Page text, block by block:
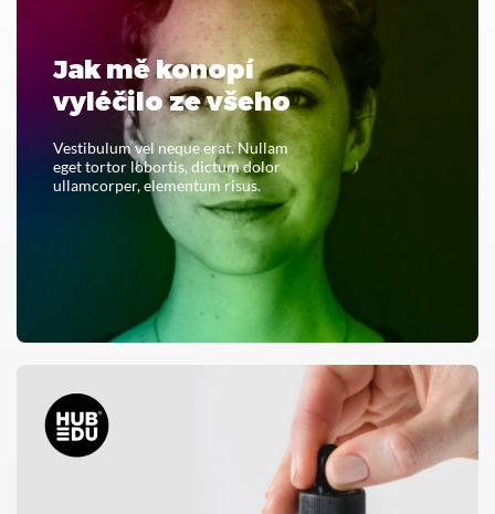
Jak mě konopí
vyléčilo ze všeho
Vestibulum vel neque erat. Nullam
eget tortor lobortis, dictum dolor
ullamcorper, elementum risus.
PŘEČTĚTE SI CELÝ ČLÁNEK